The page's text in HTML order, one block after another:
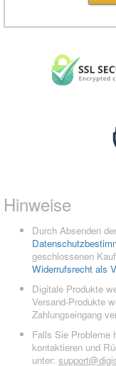
Hinweise
Durch Absenden
geschlossenen
Widerrufsrecht als
Digitale Produkte
Versand-Produkte
Zahlungseingang
Falls Sie Probleme
kontaktieren und
unter: